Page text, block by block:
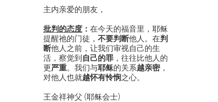
主内亲爱的朋友，
批判的态度 ： 在今天的福音里，耶稣
提醒祂的门徒， 不要判断他人。在判
断他人之前，让我们审视自己的生
活，察觉到自己的罪 ，往往比他人的
更严重。我们与耶稣的关系越亲密，
对他人也就越怀有怜悯之心。
王金祥神父 (耶稣会士)